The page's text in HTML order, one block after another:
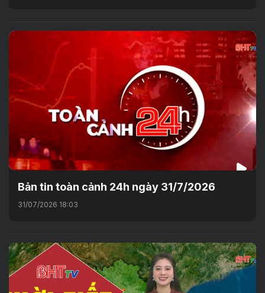
Bản tin toàn cảnh 24h ngày 31/7/2026
31/07/2026 18:03